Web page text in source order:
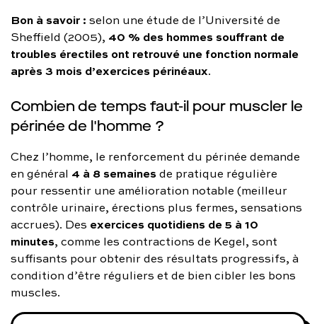
Bon à savoir : selon une étude de l’Université de
Sheffield (2005), 40 % des hommes souffrant de
troubles érectiles ont retrouvé une fonction normale
après 3 mois d’exercices périnéaux.
Combien de temps faut-il pour muscler le
périnée de l'homme ?
Chez l’homme, le renforcement du périnée demande
en général 4 à 8 semainesde pratique régulière
pour ressentir une amélioration notable (meilleur
contrôle urinaire, érections plus fermes, sensations
accrues). Des exercices quotidiens de 5 à 10
minutes, comme les contractions de Kegel, sont
suffisants pour obtenir des résultats progressifs, à
condition d’être réguliers et de bien cibler les bons
muscles.